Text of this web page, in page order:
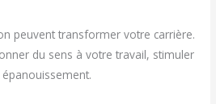
peuvent transformer votre carrière.
du sens à votre travail, stimuler